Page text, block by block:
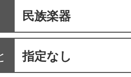
駅・路線か
通信講座を
民族楽器
指定なし